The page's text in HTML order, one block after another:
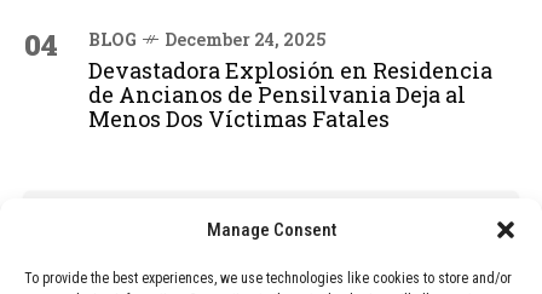
Manage Consent
To provide the best experiences, we use technologies like cookies to store and/or
04 BLOG December 24, 2025
Devastadora Explosión en Residencia
de Ancianos de Pensilvania Deja al
Menos Dos Víctimas Fatales